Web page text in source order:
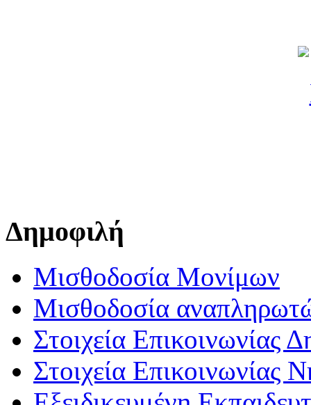
Δημοφιλή
Μισθοδοσία Μονίμων
Μισθοδοσία
Στοιχεία Επικοινωνίας
Στοιχεία Επικοινωνίας